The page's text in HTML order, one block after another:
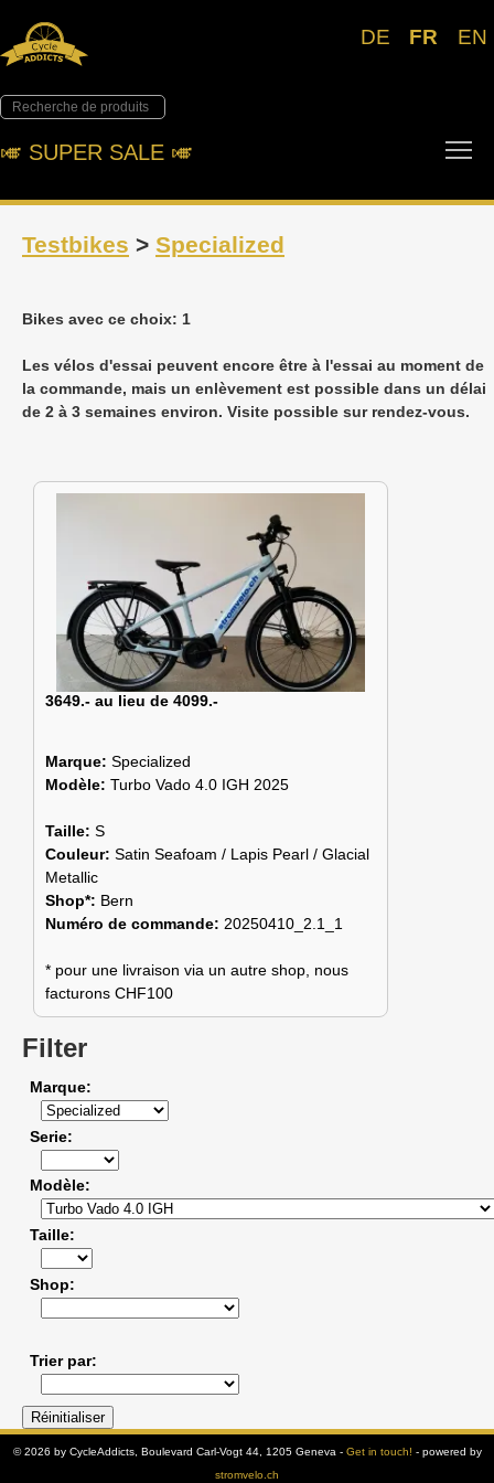
DE FR EN
🎺︎ SUPER SALE 🎺︎
Testbikes > Specialized
Bikes avec ce choix: 1
Les vélos d'essai peuvent encore être à l'essai au moment de
la commande, mais un enlèvement est possible dans un délai
de 2 à 3 semaines environ. Visite possible sur rendez-vous.
3649.- au lieu de 4099.-
Marque: Specialized
Modèle: Turbo Vado 4.0 IGH 2025
Taille: S
Couleur: Satin Seafoam / Lapis Pearl / Glacial
Metallic
Shop*: Bern
Numéro de commande: 20250410_2.1_1
* pour une livraison via un autre shop, nous
facturons CHF100
Filter
Marque
Serie
Modèle
Taille
Shop
Trier par
© 2026 by CycleAddicts, Boulevard Carl-Vogt 44, 1205 Geneva - Get in touch! - powered by
stromvelo.ch